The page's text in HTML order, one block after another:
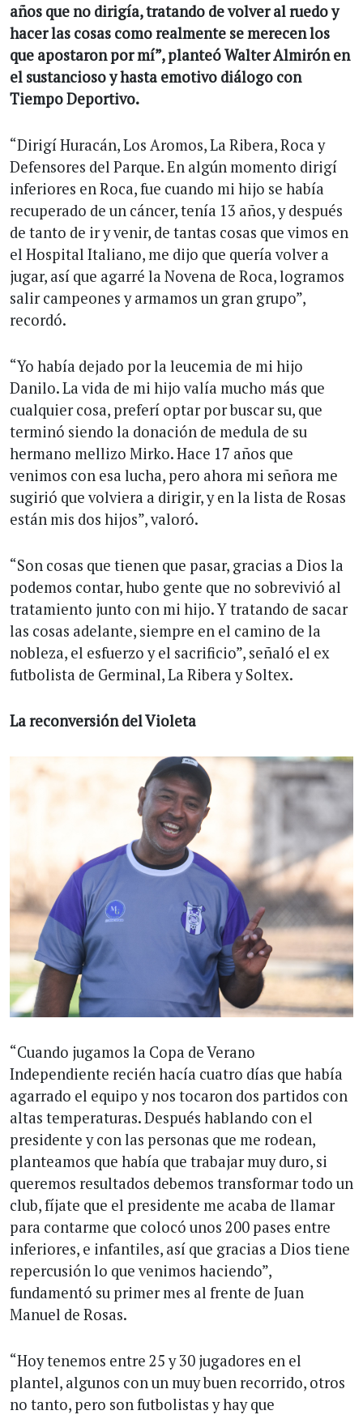
años que no dirigía, tratando de volver al ruedo y
hacer las cosas como realmente se merecen los
que apostaron por mí”, planteó Walter Almirón en
el sustancioso y hasta emotivo diálogo con
Tiempo Deportivo.
“Dirigí Huracán, Los Aromos, La Ribera, Roca y
Defensores del Parque. En algún momento dirigí
inferiores en Roca, fue cuando mi hijo se había
recuperado de un cáncer, tenía 13 años, y después
de tanto de ir y venir, de tantas cosas que vimos en
el Hospital Italiano, me dijo que quería volver a
jugar, así que agarré la Novena de Roca, logramos
salir campeones y armamos un gran grupo”,
recordó.
“Yo había dejado por la leucemia de mi hijo
Danilo. La vida de mi hijo valía mucho más que
cualquier cosa, preferí optar por buscar su, que
terminó siendo la donación de medula de su
hermano mellizo Mirko. Hace 17 años que
venimos con esa lucha, pero ahora mi señora me
sugirió que volviera a dirigir, y en la lista de Rosas
están mis dos hijos”, valoró.
“Son cosas que tienen que pasar, gracias a Dios la
podemos contar, hubo gente que no sobrevivió al
tratamiento junto con mi hijo. Y tratando de sacar
las cosas adelante, siempre en el camino de la
nobleza, el esfuerzo y el sacrificio”, señaló el ex
futbolista de Germinal, La Ribera y Soltex.
La reconversión del Violeta
“Cuando jugamos la Copa de Verano
Independiente recién hacía cuatro días que había
agarrado el equipo y nos tocaron dos partidos con
altas temperaturas. Después hablando con el
presidente y con las personas que me rodean,
planteamos que había que trabajar muy duro, si
queremos resultados debemos transformar todo un
club, fíjate que el presidente me acaba de llamar
para contarme que colocó unos 200 pases entre
inferiores, e infantiles, así que gracias a Dios tiene
repercusión lo que venimos haciendo”,
fundamentó su primer mes al frente de Juan
Manuel de Rosas.
“Hoy tenemos entre 25 y 30 jugadores en el
plantel, algunos con un muy buen recorrido, otros
no tanto, pero son futbolistas y hay que